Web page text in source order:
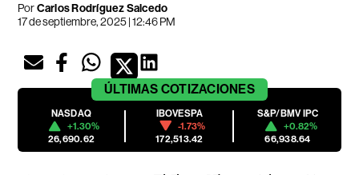
PorCarlos Rodríguez Salcedo
17 de septiembre, 2025 | 12:46 PM
ÚLTIMAS COTIZACIONES
NASDAQ
+1.30%
26,690.62
IBOVESPA
-1.73%
172,513.42
S&P/BMV IPC
+0.82%
66,938.64